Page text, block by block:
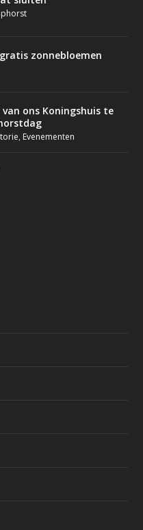
zonnebloemen
ons Koningshuis te
, Evenementen